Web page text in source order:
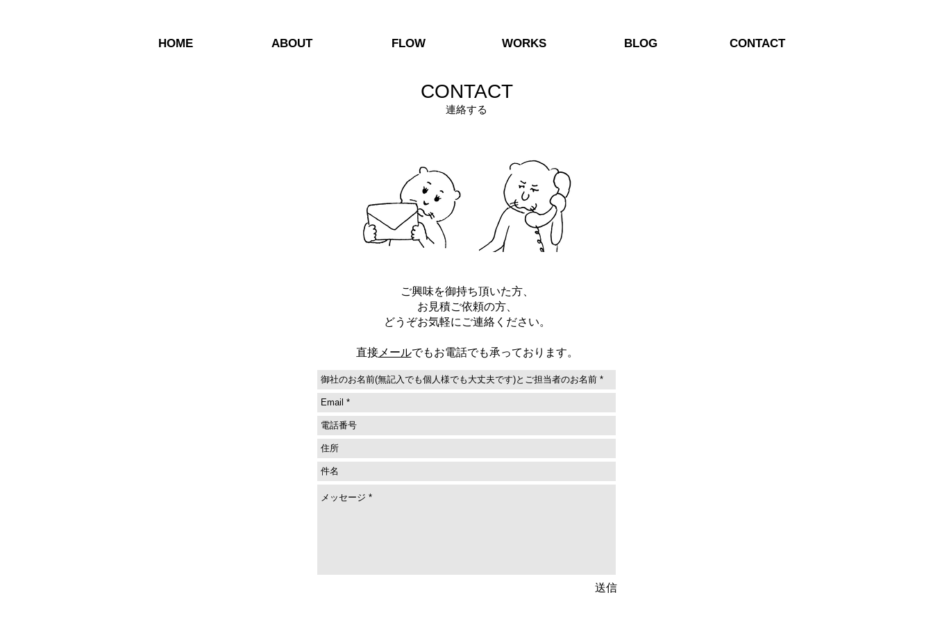
HOME ABOUT FLOW WORKS BLOG CONTACT
CONTACT
連絡する
ご興味を御持ち頂いた方、
お見積ご依頼の方、
どうぞお気軽にご連絡ください。
直接メールでもお電話でも承っております。
送信